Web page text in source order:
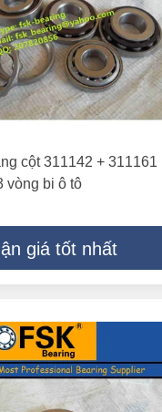
cột 311142 + 311161
vòng bi ô tô
giá tốt nhất